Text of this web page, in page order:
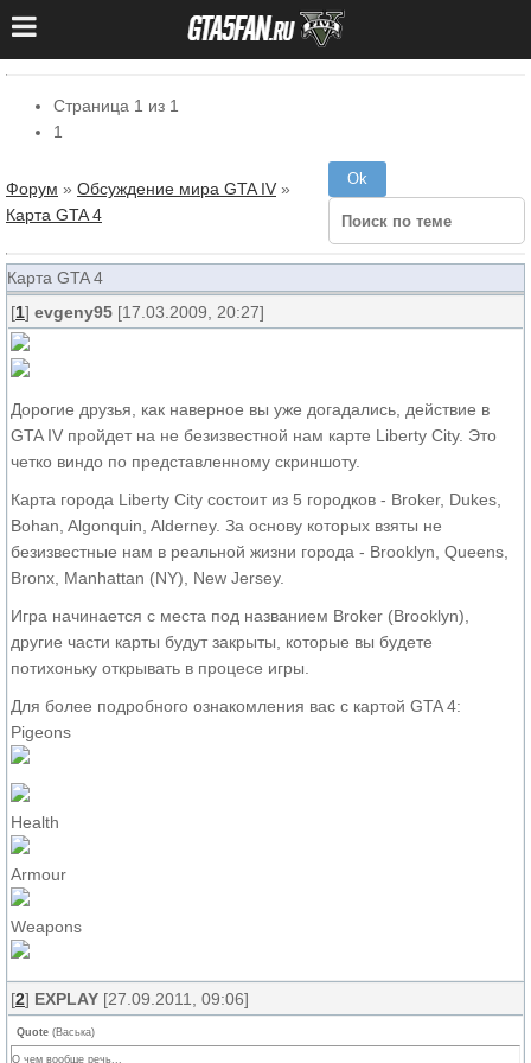
Страница 1 из 1
1
Форум » Обсуждение мира GTA IV »
Карта GTA 4
Карта GTA 4
[1] evgeny95 [17.03.2009, 20:27]
Дорогие друзья, как наверное вы уже догадались, действие в
GTA IV пройдет на не безизвестной нам карте Liberty City. Это
четко виндо по представленному скриншоту.
Карта города Liberty City состоит из 5 городков - Broker, Dukes,
Bohan, Algonquin, Alderney. За основу которых взяты не
безизвестные нам в реальной жизни города - Brooklyn, Queens,
Bronx, Manhattan (NY), New Jersey.
Игра начинается с места под названием Broker (Brooklyn),
другие части карты будут закрыты, которые вы будете
потихоньку открывать в процесе игры.
Для более подробного ознакомления вас с картой GTA 4:
Pigeons
Health
Armour
Weapons
[2] EXPLAY [27.09.2011, 09:06]
Quote (Васька)
О чем вообще речь...